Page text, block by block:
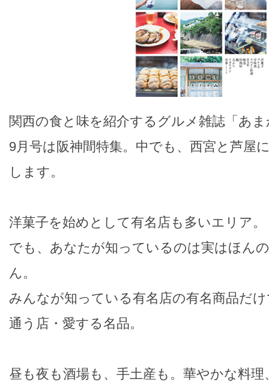
関西の食と味を紹介するグルメ雑誌「あ
9月号は阪神間特集。中でも、西宮と芦屋
します。
洋菓子を始めとして有名店も多いエリア。
でも、あなたが知っているのは実はほん
ん。
みんなが知っている有名店の有名商品だ
通う店・愛する名品。
昼も夜も酒場も、手土産も。華やかな料